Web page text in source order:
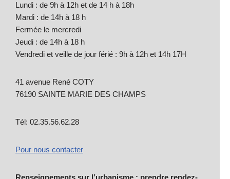
Lundi : de 9h à 12h et de 14 h à 18h
Mardi : de 14h à 18 h
Fermée le mercredi
Jeudi : de 14h à 18 h
Vendredi et veille de jour férié : 9h à 12h et 14h 17H
41 avenue René COTY
76190 SAINTE MARIE DES CHAMPS
Tél: 02.35.56.62.28
Pour nous contacter
Renseignements sur l’urbanisme : prendre rendez-